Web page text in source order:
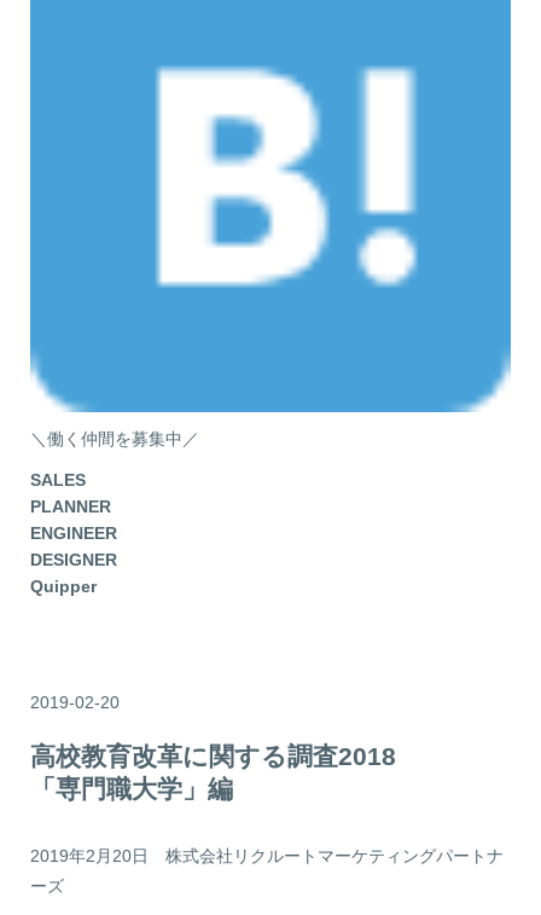
＼働く仲間を募集中／
SALES
PLANNER
ENGINEER
DESIGNER
Quipper
2019-02-20
高校教育改革に関する調査2018
「専門職大学」編
2019年2月20日
株式会社リクルートマーケティングパートナ
ーズ